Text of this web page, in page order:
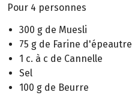
Pour 4 personnes
300 g de Muesli
75 g de Farine d'épeautre
1 c. à c de Cannelle
Sel
100 g de Beurre